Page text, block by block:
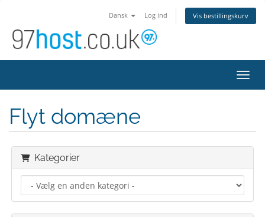
Dansk Log ind Vis bestillingskurv
Skift
Flyt domæne
Kategorier